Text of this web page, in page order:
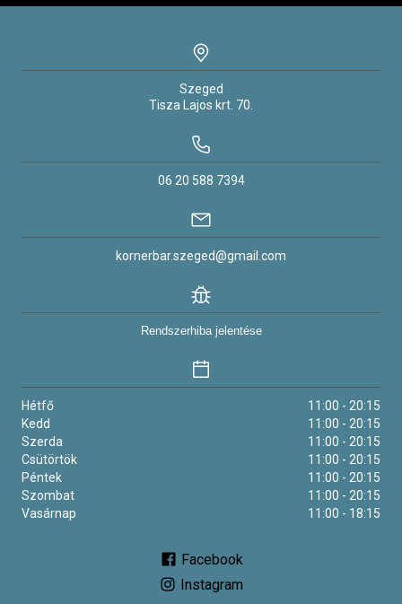
Szeged
Tisza Lajos krt. 70.
06 20 588 7394
kornerbar.szeged@gmail.com
Rendszerhiba jelentése
Hétfő
11:00 - 20:15
Kedd
11:00 - 20:15
Szerda
11:00 - 20:15
Csütörtök
11:00 - 20:15
Péntek
11:00 - 20:15
Szombat
11:00 - 20:15
Vasárnap
11:00 - 18:15
Facebook
Instagram